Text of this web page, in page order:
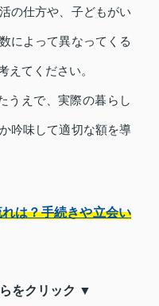
の仕方や、子どもがい
によって異なってくる
えてください。
うえで、実際の暮らし
吟味して適切な額を導
は？手続きや立会い
をクリック ▼